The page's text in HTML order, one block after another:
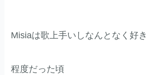
Misiaは歌上手いしなんとなく好き
程度だった頃